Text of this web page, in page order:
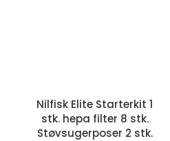
Nilfisk Elite Starterkit 1
stk. hepa filter 8 stk.
Støvsugerposer 2 stk.